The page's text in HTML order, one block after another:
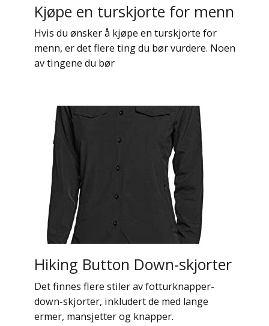
Kjøpe en turskjorte for menn
Hvis du ønsker å kjøpe en turskjorte for
menn, er det flere ting du bør vurdere. Noen
av tingene du bør
Hiking Button Down-skjorter
Det finnes flere stiler av fotturknapper-
down-skjorter, inkludert de med lange
ermer, mansjetter og knapper.